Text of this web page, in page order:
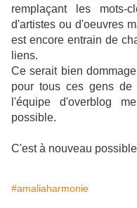
remplaçant les
d'artistes ou d'oeuvres
est encore entrain de
liens.
Ce serait bien
pour tous ces gens
l'équipe d'overblog
possible.
C'est à nouveau
#amaliaharmonie